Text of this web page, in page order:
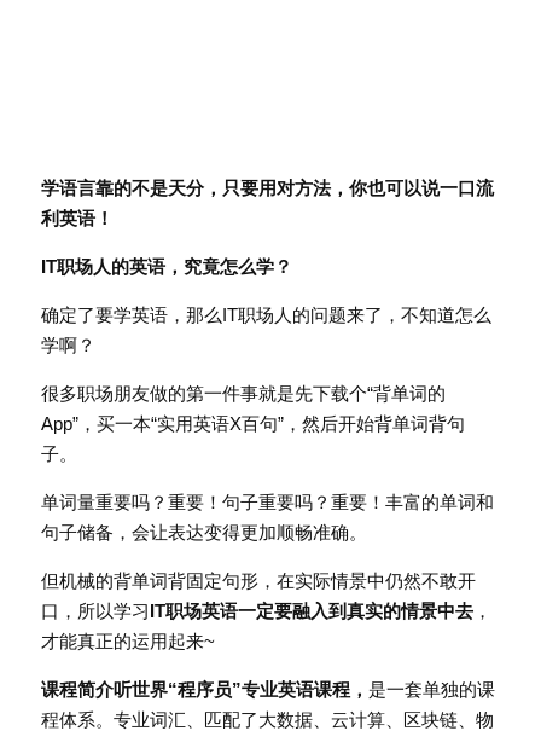
学语言靠的不是天分，只要用对方法，你也可以说一口流
利英语！
IT职场人的英语，究竟怎么学？
确定了要学英语，那么IT职场人的问题来了，不知道怎么
学啊？
很多职场朋友做的第一件事就是先下载个“背单词的
App”，买一本“实用英语X百句”，然后开始背单词背句
子。
单词量重要吗？重要！句子重要吗？重要！丰富的单词和
句子储备，会让表达变得更加顺畅准确。
但机械的背单词背固定句形，在实际情景中仍然不敢开
口，所以学习IT职场英语一定要融入到真实的情景中去 ，
才能真正的运用起来~
课程简介听世界“程序员”专业英语课程， 是一套单独的课
程体系。专业词汇、匹配了大数据、云计算、区块链、物